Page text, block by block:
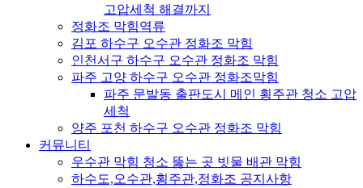
고압세척 해결까지
정화조 막힘역류
김포 하수구 오수관 정화조 막힘
인천서구 하수구 오수관 정화조 막힘
파주 고양 하수구 오수관 정화조막힘
파주 문발동 출판도시 메인 횡주관 청소 고압
세척
양주 포천 하수구 오수관 정화조 막힘
커뮤니티
우수관 막힘 청소 뚫는 곳 빗물 배관 막힘
하수도,오수관,횡주관,정화조 공지사항